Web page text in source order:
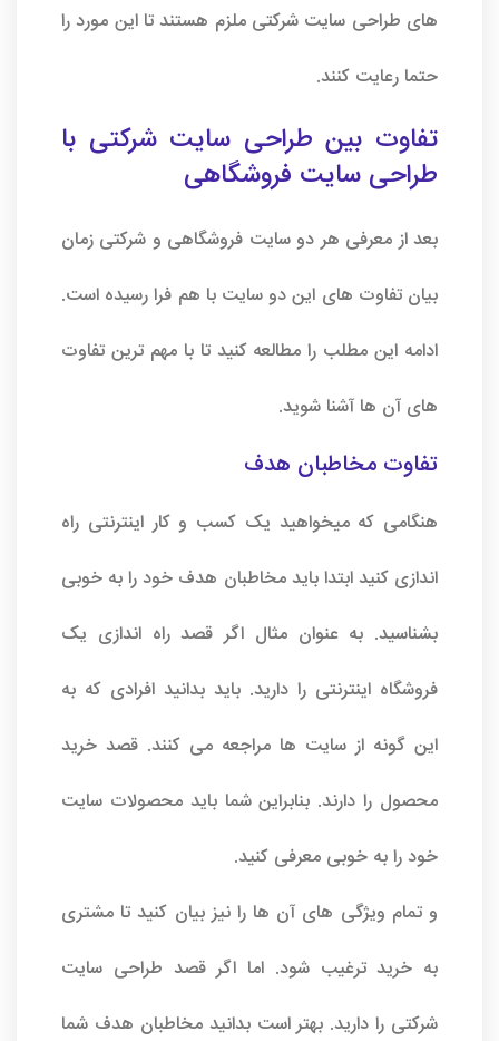
های طراحی سایت شرکتی ملزم هستند تا این مورد را
حتما رعایت کنند.
تفاوت بین طراحی سایت شرکتی با
طراحی سایت فروشگاهی
بعد از معرفی هر دو سایت فروشگاهی و شرکتی زمان
بیان تفاوت های این دو سایت با هم فرا رسیده است.
ادامه این مطلب را مطالعه کنید تا با مهم ترین تفاوت
های آن ها آشنا شوید.
تفاوت مخاطبان هدف
هنگامی که میخواهید یک کسب و کار اینترنتی راه
اندازی کنید ابتدا باید مخاطبان هدف خود را به خوبی
بشناسید. به عنوان مثال اگر قصد راه اندازی یک
فروشگاه اینترنتی را دارید. باید بدانید افرادی که به
این گونه از سایت ها مراجعه می کنند. قصد خرید
محصول را دارند. بنابراین شما باید محصولات سایت
خود را به خوبی معرفی کنید.
و تمام ویژگی های آن ها را نیز بیان کنید تا مشتری
به خرید ترغیب شود. اما اگر قصد طراحی سایت
شرکتی را دارید. بهتر است بدانید مخاطبان هدف شما